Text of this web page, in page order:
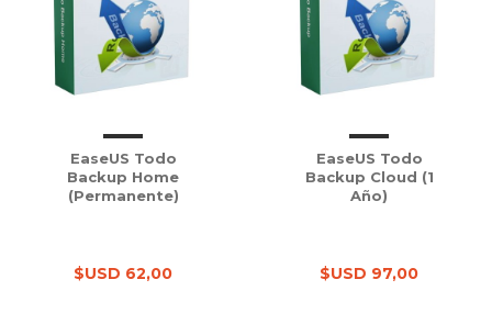
EaseUS Todo
Backup Home
(Permanente)
$USD 62,00
EaseUS Todo
Backup Cloud (1
Año)
$USD 97,00